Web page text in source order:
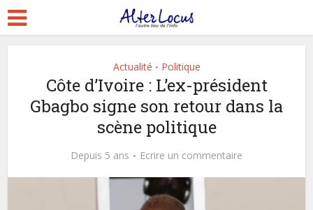
Actualité • Politique
Côte d’Ivoire : L’ex-président
Gbagbo signe son retour dans la
scène politique
Depuis 5 ans Ecrire un commentaire